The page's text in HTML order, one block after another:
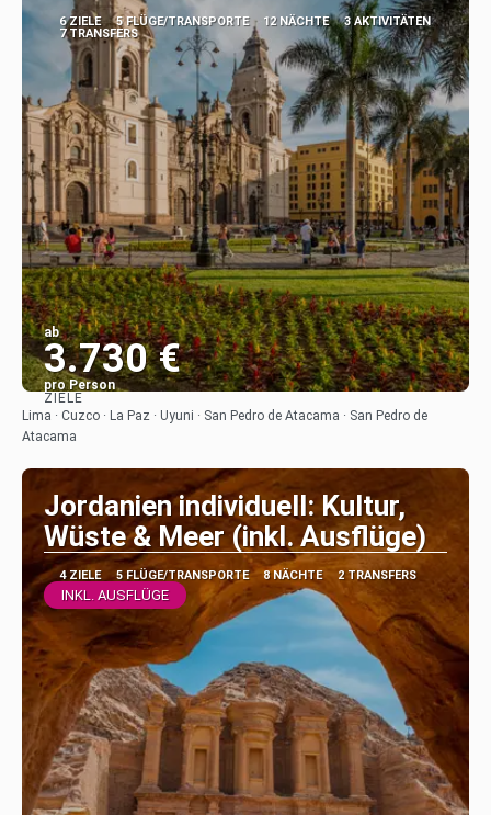
6 ZIELE 5 FLÜGE/TRANSPORTE 12 NÄCHTE
3 AKTIVITÄTEN
7 TRANSFERS
ab
3.730 €
pro Person
Sehen
ZIELE
Lima · Cuzco · La Paz · Uyuni · San Pedro de Atacama · San Pedro de
Atacama
Jordanien individuell: Kultur,
Wüste & Meer (inkl. Ausflüge)
4 ZIELE 5 FLÜGE/TRANSPORTE 8 NÄCHTE 2 TRANSFERS
INKL. AUSFLÜGE